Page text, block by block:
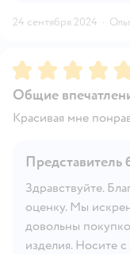
24 сентября 2024 ·
Рейтинг:5
Общие
Красивая мне
Представитель
Здравствуйте.
оценку. Мы
довольны
изделия. Носите